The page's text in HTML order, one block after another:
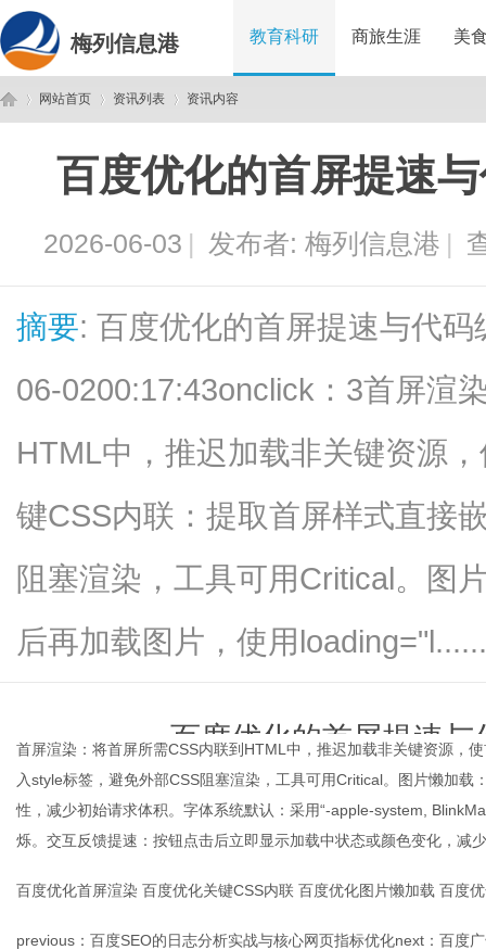
梅列信息港 教育科研 商旅生涯 美
网站首页
›
资讯列表
›
资讯内容
百度优化的首屏提速
2026-06-03 | 发布者: 梅列信息港 |
摘要: 百度优化的首屏提速与代
06-0200:17:43onclick：3首屏渲
HTML中，推迟加载非关键资源
键CSS内联：提取首屏样式直接
阻塞渲染，工具可用Critical。图
后再加载图片，使用loading="l......
百度优化的首屏提速与
time： 2026-06-02
首屏渲染：将首屏所需CSS内联到HTML中，推迟加载非关键资源，
入style标签，避免外部CSS阻塞渲染，工具可用Critical。图片懒加
性，减少初始请求体积。字体系统默认：采用“-apple-system,
烁。交互反馈提速：按钮点击后立即显示加载中状态或颜色变化，减
百度优化首屏渲染 百度优化关键CSS内联 百度优化图片懒加载 百度
previous： 百度SEO的日志分析实战与核心网页指标优化next： 百度